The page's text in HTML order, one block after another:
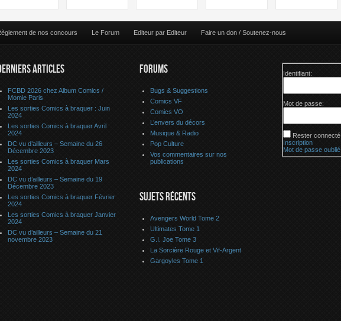
de nos concours Le Forum Editeur par Editeur Faire un don / Soutenez-nous
ARTICLES
FCBD 2026 chez Album Comics /
Momie Paris
Les sorties Comics à braquer : Juin
2024
Les sorties Comics à braquer Avril
2024
DC vu d’ailleurs – Semaine du 26
Décembre 2023
Les sorties Comics à braquer Mars
2024
DC vu d’ailleurs – Semaine du 19
Décembre 2023
Les sorties Comics à braquer Février
2024
Les sorties Comics à braquer Janvier
2024
DC vu d’ailleurs – Semaine du 21
novembre 2023
FORUMS
Bugs & Suggestions
Comics VF
Comics VO
L’envers du décors
Musique & Radio
Pop Culture
Vos commentaires sur nos
publications
SUJETS RÉCENTS
Avengers World Tome 2
Ultimates Tome 1
G.I. Joe Tome 3
La Sorcière Rouge et Vif-Argent
Gargoyles Tome 1
Identifiant:
Mot de passe:
Rester connecté
Inscription
Mot de passe oublié